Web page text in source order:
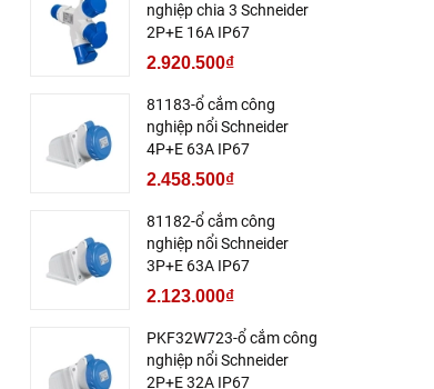
nghiệp chia 3 Schneider
2P+E 16A IP67
2.920.500₫
81183-ổ cắm công
nghiệp nổi Schneider
4P+E 63A IP67
2.458.500₫
81182-ổ cắm công
nghiệp nổi Schneider
3P+E 63A IP67
2.123.000₫
PKF32W723-ổ cắm công
nghiệp nổi Schneider
2P+E 32A IP67